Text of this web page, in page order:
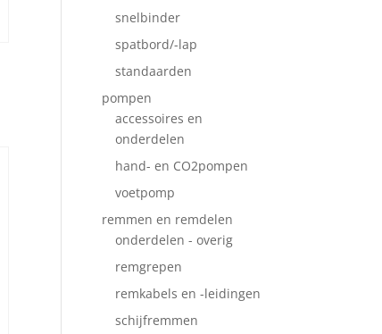
snelbinder
spatbord/-lap
standaarden
pompen
accessoires en
onderdelen
hand- en CO2pompen
voetpomp
remmen en remdelen
onderdelen - overig
remgrepen
remkabels en -leidingen
schijfremmen